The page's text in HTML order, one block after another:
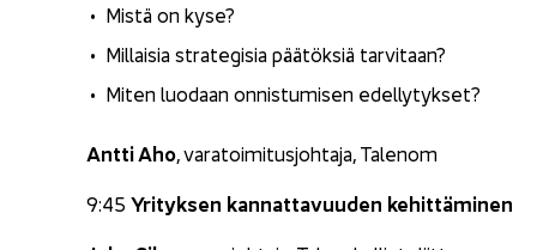
Mistä on kyse?
Mil­lai­sia stra­te­gi­sia pää­tök­siä tar­vi­taan?
Miten luo­daan on­nis­tu­mi­sen edel­ly­tyk­set?
Antti Aho, va­ra­toi­mi­tus­joh­ta­ja, Ta­le­nom
9:45 Yri­tyk­sen kan­nat­ta­vuu­den ke­hit­tä­mi­nen